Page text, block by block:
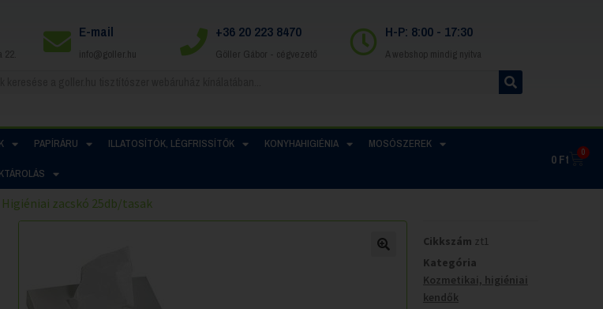
E-mail
info@goller.hu
+36 20 223 8470
Göller Gábor - cégvezető
H-P: 8:00 - 17:30
A webshop mindig nyitva
PAPÍRÁRU ILLATOSÍTÓK, LÉGFRISSÍTŐK KONYHAHIGIÉNIA MOSÓSZEREK
0Ft 0
Higiéniai zacskó 25db/tasak
Cikkszám zt1
Kategória
Kozmetikai, higiéniai
kendők